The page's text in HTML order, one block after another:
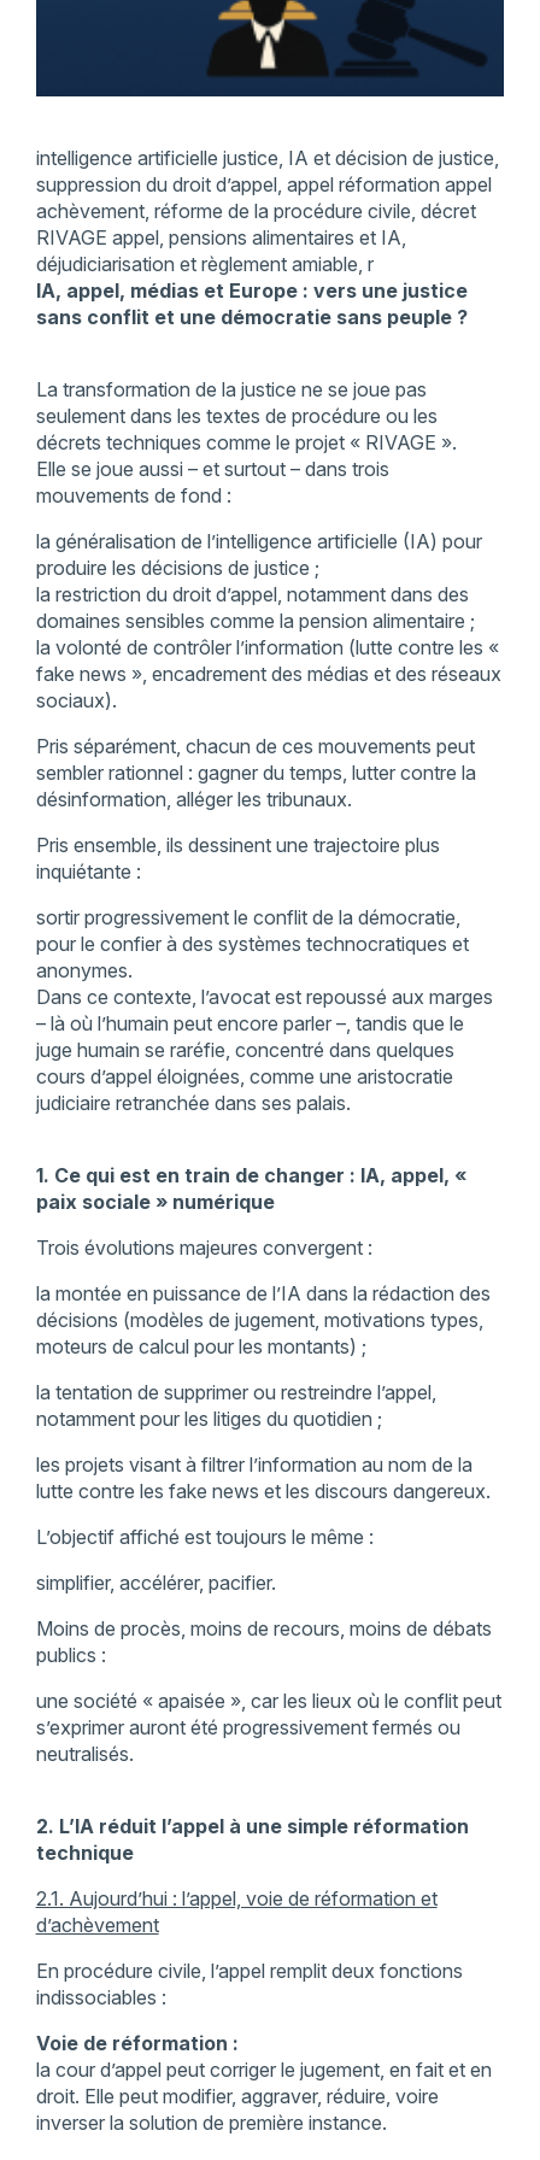
intelligence artificielle justice, IA et décision de justice,
suppression du droit d’appel, appel réformation appel
achèvement, réforme de la procédure civile, décret
RIVAGE appel, pensions alimentaires et IA,
déjudiciarisation et règlement amiable, r
IA, appel, médias et Europe : vers une justice
sans conflit et une démocratie sans peuple ?
La transformation de la justice ne se joue pas
seulement dans les textes de procédure ou les
décrets techniques comme le projet « RIVAGE ».
Elle se joue aussi – et surtout – dans trois
mouvements de fond :
la généralisation de l’intelligence artificielle (IA) pour
produire les décisions de justice ;
la restriction du droit d’appel, notamment dans des
domaines sensibles comme la pension alimentaire ;
la volonté de contrôler l’information (lutte contre les «
fake news », encadrement des médias et des réseaux
sociaux).
Pris séparément, chacun de ces mouvements peut
sembler rationnel : gagner du temps, lutter contre la
désinformation, alléger les tribunaux.
Pris ensemble, ils dessinent une trajectoire plus
inquiétante :
sortir progressivement le conflit de la démocratie,
pour le confier à des systèmes technocratiques et
anonymes.
Dans ce contexte, l’avocat est repoussé aux marges
– là où l’humain peut encore parler –, tandis que le
juge humain se raréfie, concentré dans quelques
cours d’appel éloignées, comme une aristocratie
judiciaire retranchée dans ses palais.
1. Ce qui est en train de changer : IA, appel, «
paix sociale » numérique
Trois évolutions majeures convergent :
la montée en puissance de l’IA dans la rédaction des
décisions (modèles de jugement, motivations types,
moteurs de calcul pour les montants) ;
la tentation de supprimer ou restreindre l’appel,
notamment pour les litiges du quotidien ;
les projets visant à filtrer l’information au nom de la
lutte contre les fake news et les discours dangereux.
L’objectif affiché est toujours le même :
simplifier, accélérer, pacifier.
Moins de procès, moins de recours, moins de débats
publics :
une société « apaisée », car les lieux où le conflit peut
s’exprimer auront été progressivement fermés ou
neutralisés.
2. L’IA réduit l’appel à une simple réformation
technique
2.1. Aujourd’hui : l’appel, voie de réformation et
d’achèvement
En procédure civile, l’appel remplit deux fonctions
indissociables :
Voie de réformation :
la cour d’appel peut corriger le jugement, en fait et en
droit. Elle peut modifier, aggraver, réduire, voire
inverser la solution de première instance.